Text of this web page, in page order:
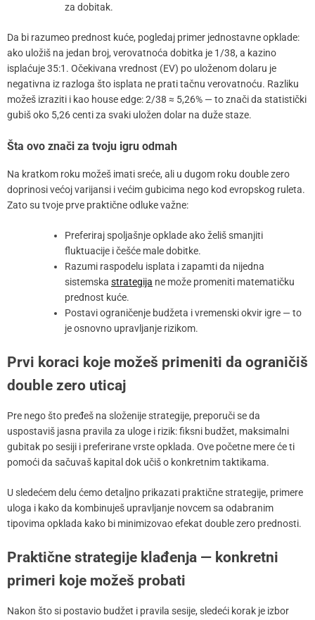
za dobitak.
Da bi razumeo prednost kuće, pogledaj primer jednostavne opklade:
ako uložiš na jedan broj, verovatnoća dobitka je 1/38, a kazino
isplaćuje 35:1. Očekivana vrednost (EV) po uloženom dolaru je
negativna iz razloga što isplata ne prati tačnu verovatnoću. Razliku
možeš izraziti i kao house edge: 2/38 ≈ 5,26% — to znači da statistički
gubiš oko 5,26 centi za svaki uložen dolar na duže staze.
Šta ovo znači za tvoju igru odmah
Na kratkom roku možeš imati sreće, ali u dugom roku double zero
doprinosi većoj varijansi i većim gubicima nego kod evropskog ruleta.
Zato su tvoje prve praktične odluke važne:
Preferiraj spoljašnje opklade ako želiš smanjiti
fluktuacije i češće male dobitke.
Razumi raspodelu isplata i zapamti da nijedna
sistemska strategija ne može promeniti matematičku
prednost kuće.
Postavi ograničenje budžeta i vremenski okvir igre — to
je osnovno upravljanje rizikom.
Prvi koraci koje možeš primeniti da ograničiš
double zero uticaj
Pre nego što pređeš na složenije strategije, preporuči se da
uspostaviš jasna pravila za uloge i rizik: fiksni budžet, maksimalni
gubitak po sesiji i preferirane vrste opklada. Ove početne mere će ti
pomoći da sačuvaš kapital dok učiš o konkretnim taktikama.
U sledećem delu ćemo detaljno prikazati praktične strategije, primere
uloga i kako da kombinuješ upravljanje novcem sa odabranim
tipovima opklada kako bi minimizovao efekat double zero prednosti.
Praktične strategije klađenja — konkretni
primeri koje možeš probati
Nakon što si postavio budžet i pravila sesije, sledeći korak je izbor